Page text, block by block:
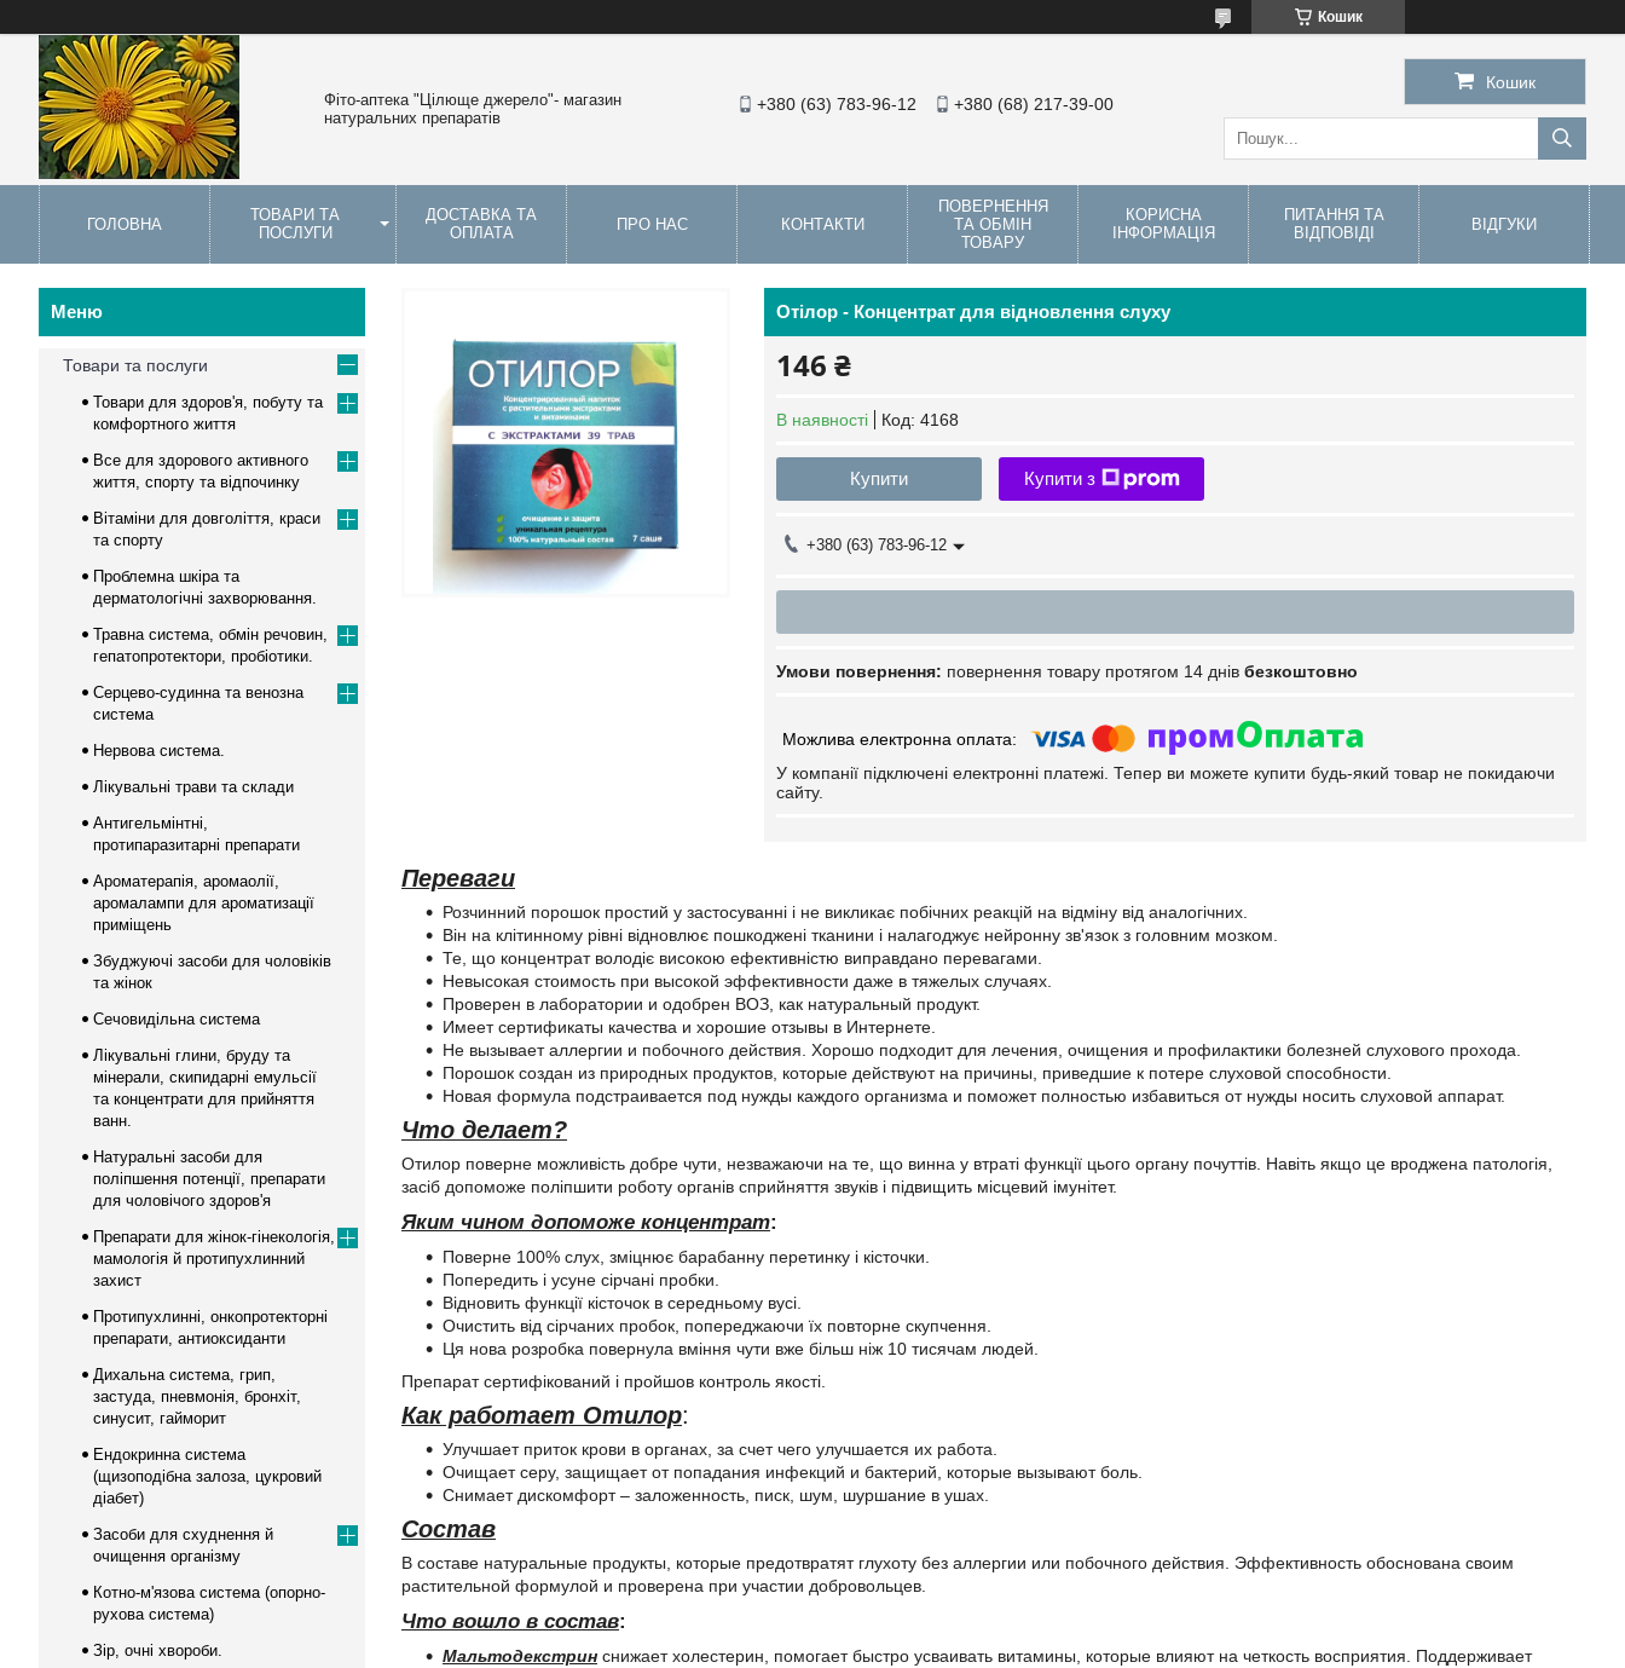
Кошик
Фіто-аптека "Цілюще джерело"- магазин
натуральних препаратів
+380 (63) 783-96-12 +380 (68) 217-39-00
Кошик
ГОЛОВНА
ТОВАРИ ТА
ПОСЛУГИ
ДОСТАВКА ТА
ОПЛАТА
ПРО НАС КОНТАКТИ
ПОВЕРНЕННЯ
ТА ОБМІН
ТОВАРУ
КОРИСНА
ІНФОРМАЦІЯ
ПИТАННЯ ТА
ВІДПОВІДІ
ВІДГУКИ
Отілор - Концентрат для відновлення слуху
146 ₴
В наявності Код: 4168
Купити Купити з
+380 (63) 783-96-12
повернення товару протягом 14 днів безкоштовно
У компанії підключені електронні платежі. Тепер ви можете купити будь-який товар не покидаючи
сайту.
Переваги
Розчинний порошок простий у застосуванні і не викликає побічних реакцій на відміну від аналогічних.
Він на клітинному рівні відновлює пошкоджені тканини і налагоджує нейронну зв'язок з головним мозком.
Те, що концентрат володіє високою ефективністю виправдано перевагами.
Невысокая стоимость при высокой эффективности даже в тяжелых случаях.
Проверен в лаборатории и одобрен ВОЗ, как натуральный продукт.
Имеет сертификаты качества и хорошие отзывы в Интернете.
Не вызывает аллергии и побочного действия. Хорошо подходит для лечения, очищения и профилактики болезней слухового прохода.
Порошок создан из природных продуктов, которые действуют на причины, приведшие к потере слуховой способности.
Новая формула подстраивается под нужды каждого организма и поможет полностью избавиться от нужды носить слуховой аппарат.
Что делает?
Отилор поверне можливість добре чути, незважаючи на те, що винна у втраті функції цього органу почуттів. Навіть якщо це вроджена патологія,
засіб допоможе поліпшити роботу органів сприйняття звуків і підвищить місцевий імунітет.
Яким чином допоможе концентрат:
Поверне 100% слух, зміцнює барабанну перетинку і кісточки.
Попередить і усуне сірчані пробки.
Відновить функції кісточок в середньому вусі.
Очистить від сірчаних пробок, попереджаючи їх повторне скупчення.
Ця нова розробка повернула вміння чути вже більш ніж 10 тисячам людей.
Препарат сертифікований і пройшов контроль якості.
Как работает Отилор:
Улучшает приток крови в органах, за счет чего улучшается их работа.
Очищает серу, защищает от попадания инфекций и бактерий, которые вызывают боль.
Снимает дискомфорт – заложенность, писк, шум, шуршание в ушах.
Состав
В составе натуральные продукты, которые предотвратят глухоту без аллергии или побочного действия. Эффективность обоснована своим
растительной формулой и проверена при участии добровольцев.
Что вошло в состав:
Мальтодекстрин снижает холестерин, помогает быстро усваивать витамины, которые влияют на четкость восприятия. Поддерживает
Товари та послуги
Товари для здоров'я, побуту та
комфортного життя
Все для здорового активного
життя, спорту та відпочинку
Вітаміни для довголіття, краси
та спорту
Проблемна шкіра та
дерматологічні захворювання.
Травна система, обмін речовин,
гепатопротектори, пробіотики.
Серцево-судинна та венозна
система
Нервова система.
Лікувальні трави та склади
Антигельмінтні,
протипаразитарні препарати
Ароматерапія, аромаолії,
аромалампи для ароматизації
приміщень
Збуджуючі засоби для чоловіків
та жінок
Сечовидільна система
Лікувальні глини, бруду та
мінерали, скипидарні емульсії
та концентрати для прийняття
ванн.
Натуральні засоби для
поліпшення потенції, препарати
для чоловічого здоров'я
Препарати для жінок-гінекологія,
мамологія й протипухлинний
захист
Протипухлинні, онкопротекторні
препарати, антиоксиданти
Дихальна система, грип,
застуда, пневмонія, бронхіт,
синусит, гайморит
Ендокринна система
(щизоподібна залоза, цукровий
діабет)
Засоби для схуднення й
очищення організму
Котно-м'язова система (опорно-
рухова система)
Зір, очні хвороби.